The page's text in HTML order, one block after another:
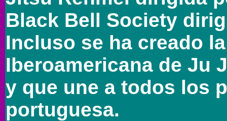
Black Bell Society
Incluso se ha creado
Iberoamericana de Ju
y que une a todos los
portuguesa.